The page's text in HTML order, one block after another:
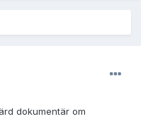
dokumentär om